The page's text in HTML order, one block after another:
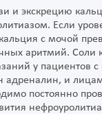
и экскрецию
Если
с мочой
аритмий. Соли
у пациентов
и
постоянно